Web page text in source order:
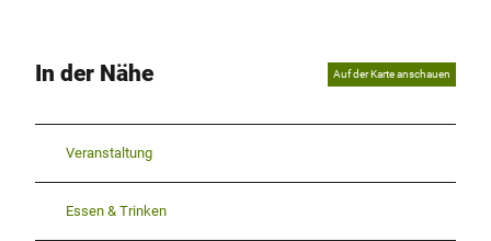
In der Nähe Auf der Karte anschauen
Veranstaltung
Essen & Trinken